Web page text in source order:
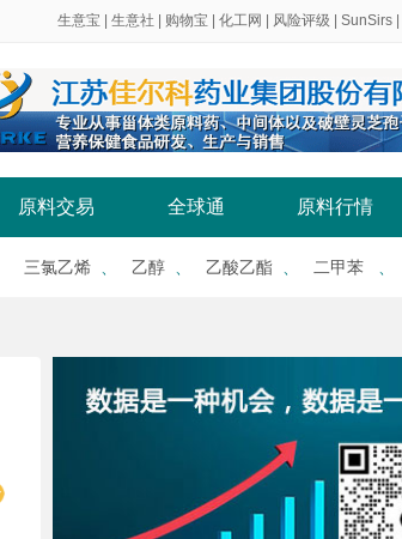
生意宝 生意社 购物宝 化工网 风险评级 SunSirs
原料交易 全球通 原料行情
三氯乙烯 乙醇 乙酸乙酯 二甲苯